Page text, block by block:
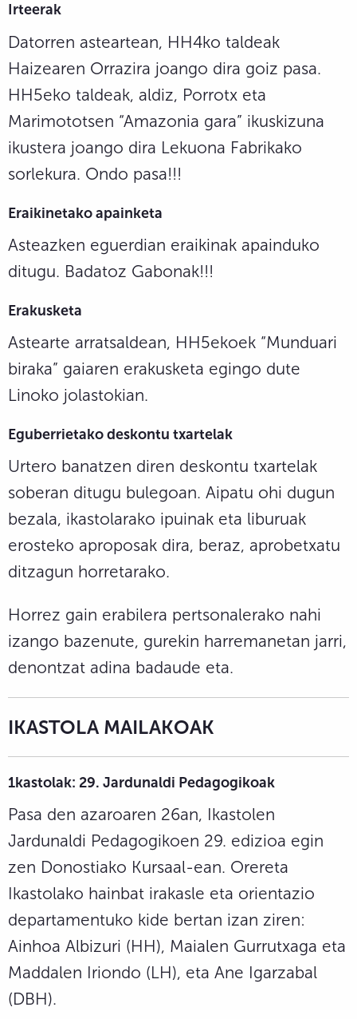
Irteerak
Datorren asteartean, HH4ko taldeak
Haizearen Orrazira joango dira goiz pasa.
HH5eko taldeak, aldiz, Porrotx eta
Marimototsen “Amazonia gara” ikuskizuna
ikustera joango dira Lekuona Fabrikako
sorlekura. Ondo pasa!!!
Eraikinetako apainketa
Asteazken eguerdian eraikinak apainduko
ditugu. Badatoz Gabonak!!!
Erakusketa
Astearte arratsaldean, HH5ekoek “Munduari
biraka” gaiaren erakusketa egingo dute
Linoko jolastokian.
Eguberrietako deskontu txartelak
Urtero banatzen diren deskontu txartelak
soberan ditugu bulegoan. Aipatu ohi dugun
bezala, ikastolarako ipuinak eta liburuak
erosteko aproposak dira, beraz, aprobetxatu
ditzagun horretarako.
Horrez gain erabilera pertsonalerako nahi
izango bazenute, gurekin harremanetan jarri,
denontzat adina badaude eta.
IKASTOLA MAILAKOAK
1kastolak: 29. Jardunaldi Pedagogikoak
Pasa den azaroaren 26an, Ikastolen
Jardunaldi Pedagogikoen 29. edizioa egin
zen Donostiako Kursaal-ean. Orereta
Ikastolako hainbat irakasle eta orientazio
departamentuko kide bertan izan ziren:
Ainhoa Albizuri (HH), Maialen Gurrutxaga eta
Maddalen Iriondo (LH), eta Ane Igarzabal
(DBH).